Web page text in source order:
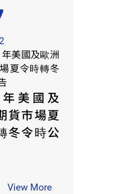
年美國及
貨市場夏
冬令時公
View More